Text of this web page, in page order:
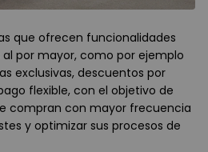
que ofrecen funcionalidades
al por mayor, como por ejemplo
exclusivas, descuentos por
flexible, con el objetivo de
compran con mayor frecuencia
y optimizar sus procesos de